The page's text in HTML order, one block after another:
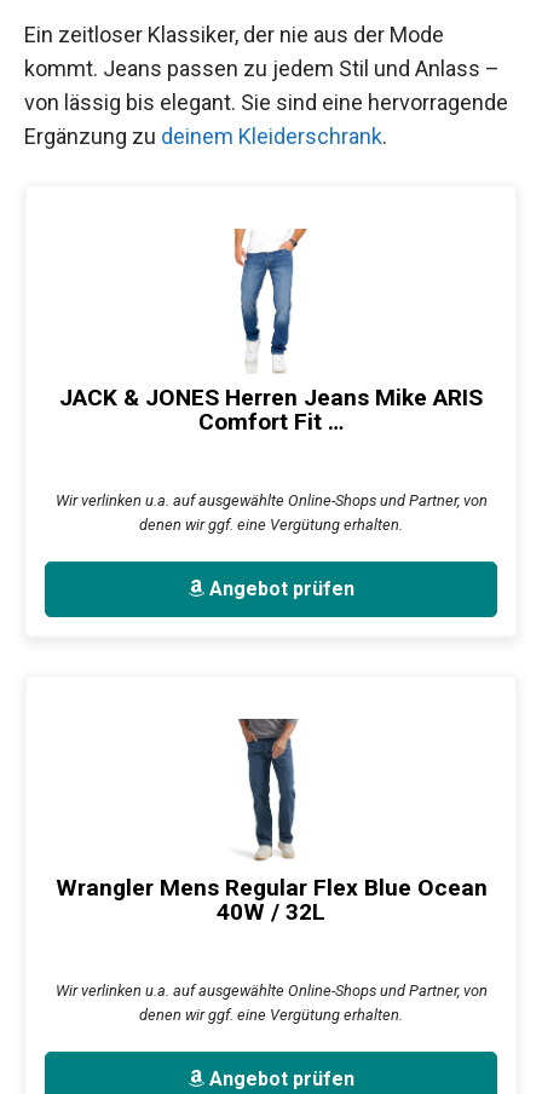
Ein zeitloser Klassiker, der nie aus der Mode
kommt. Jeans passen zu jedem Stil und Anlass –
von lässig bis elegant. Sie sind eine hervorragende
Ergänzung zu deinem Kleiderschrank.
JACK & JONES Herren Jeans Mike ARIS
Comfort Fit …
Wir verlinken u.a. auf ausgewählte Online-Shops und Partner, von
denen wir ggf. eine Vergütung erhalten.
Angebot prüfen
Wrangler Mens Regular Flex Blue Ocean
40W / 32L
Wir verlinken u.a. auf ausgewählte Online-Shops und Partner, von
denen wir ggf. eine Vergütung erhalten.
Angebot prüfen